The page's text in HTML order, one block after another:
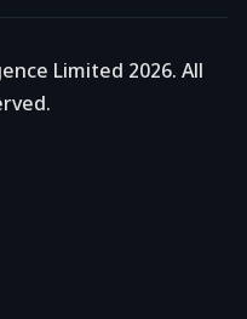
Limited 2026. All